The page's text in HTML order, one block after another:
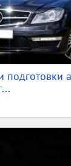
подготовки